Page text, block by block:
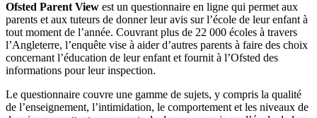
Ofsted Parent View est un questionnaire en ligne qui permet aux
parents et aux tuteurs de donner leur avis sur l’école de leur enfant à
tout moment de l’année. Couvrant plus de 22 000 écoles à travers
l’Angleterre, l’enquête vise à aider d’autres parents à faire des choix
concernant l’éducation de leur enfant et fournit à l’Ofsted des
informations pour leur inspection.
Le questionnaire couvre une gamme de sujets, y compris la qualité
de l’enseignement, l’intimidation, le comportement et les niveaux de